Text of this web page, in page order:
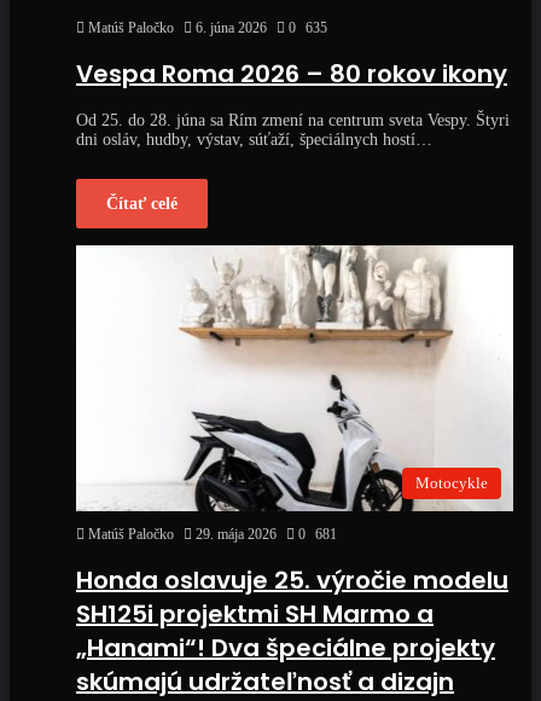
Matúš Paločko 6. júna 2026 0 635
Vespa Roma 2026 – 80 rokov ikony
Od 25. do 28. júna sa Rím zmení na centrum sveta Vespy. Štyri
dni osláv, hudby, výstav, súťaží, špeciálnych hostí…
Čítať celé
Motocykle
Matúš Paločko 29. mája 2026 0 681
Honda oslavuje 25. výročie modelu
SH125i projektmi SH Marmo a
„Hanami“! Dva špeciálne projekty
skúmajú udržateľnosť a dizajn